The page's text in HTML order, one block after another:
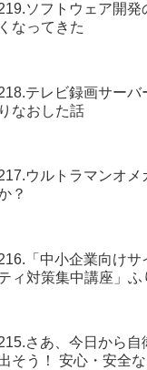
ソフトウェア開
くなってきた
テレビ録画サー
りなおした話
ウルトラマンオメ
？
「中小企業向けサ
ィ対策集中講座」ふ
さあ、今日から自
そう！ 安心・安全